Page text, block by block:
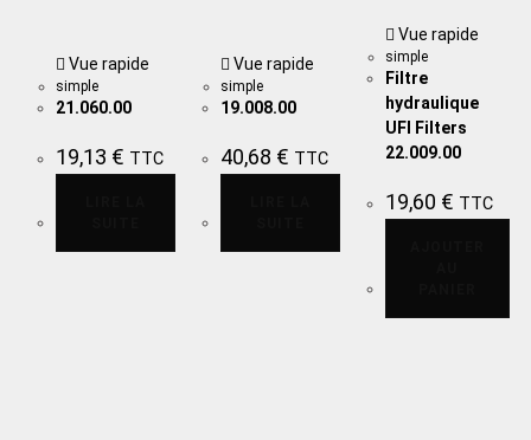
Vue rapide
simple
21.060.00
19,13 € TTC
Vue rapide
simple
19.008.00
40,68 € TTC
Vue rapide
simple
Filtre
hydraulique
UFI Filters
22.009.00
19,60 € TTC